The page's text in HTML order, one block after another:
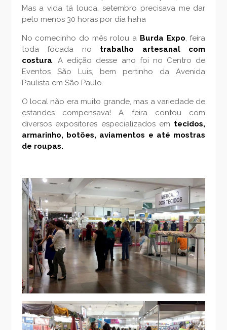
Mas a vida tá louca, setembro precisava me dar
pelo menos 30 horas por dia haha
No comecinho do mês rolou a Burda Expo , feira
toda focada no trabalho artesanal com
costura . A edição desse ano foi no Centro de
Eventos São Luis, bem pertinho da Avenida
Paulista em São Paulo.
O local não era muito grande, mas a variedade de
estandes compensava! A feira contou com
diversos expositores especializados em tecidos,
armarinho, botões, aviamentos e até mostras
de roupas.